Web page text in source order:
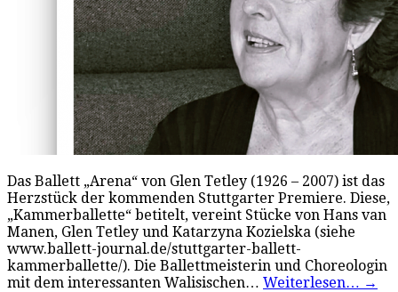
Das Ballett „Arena“ von Glen Tetley (1926 – 2007) ist das
Herzstück der kommenden Stuttgarter Premiere. Diese,
„Kammerballette“ betitelt, vereint Stücke von Hans van
Manen, Glen Tetley und Katarzyna Kozielska (siehe
www.ballett-journal.de/stuttgarter-ballett-
kammerballette/). Die Ballettmeisterin und Choreologin
mit dem interessanten Walisischen… Weiterlesen… →